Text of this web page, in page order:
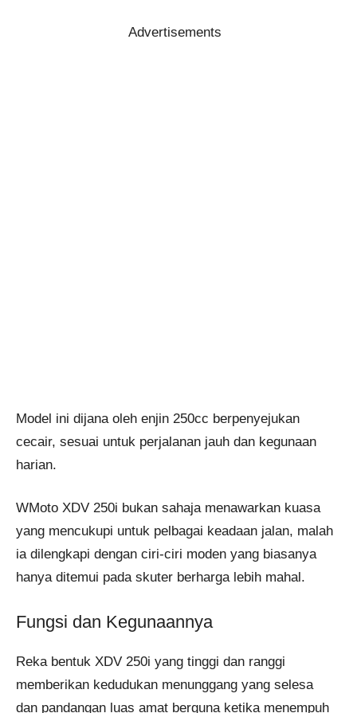
Advertisements
Model ini dijana oleh enjin 250cc berpenyejukan
cecair, sesuai untuk perjalanan jauh dan kegunaan
harian.
WMoto XDV 250i bukan sahaja menawarkan kuasa
yang mencukupi untuk pelbagai keadaan jalan, malah
ia dilengkapi dengan ciri-ciri moden yang biasanya
hanya ditemui pada skuter berharga lebih mahal.
Fungsi dan Kegunaannya
Reka bentuk XDV 250i yang tinggi dan ranggi
memberikan kedudukan menunggang yang selesa
dan pandangan luas amat berguna ketika menempuh